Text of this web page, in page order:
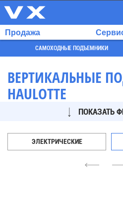
ВЫБРАННЫЙ
EN
Продажа
САМОХОДНЫЕ ПОДЪЕМНИКИ
ВЕРТИКАЛЬНЫЕ
HAULOTTE
4
ЭЛЕКТРИЧЕСКИЕ
ПОКАЗАТЬ